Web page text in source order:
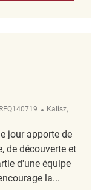
ReqId
REQ140719 Emplacement
Kalisz,
jour apporte de
de découverte et
d'une équipe
la...